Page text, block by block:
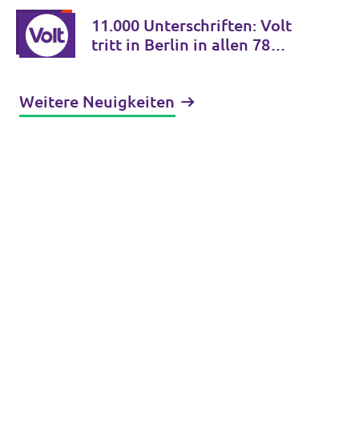
gleich mit
11.000 Unterschriften: Volt
tritt in Berlin in allen 78
Weitere Neuigkeiten